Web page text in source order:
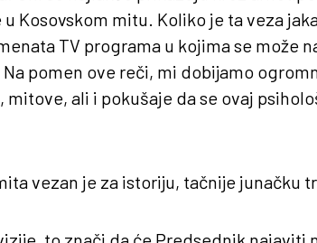
Kosovskom mitu. Koliko je ta veza
TV programa u kojima se može
Na pomen ove reči, mi dobijamo
ali i pokušaje da se ovaj
vezan je za istoriju, tačnije junačku